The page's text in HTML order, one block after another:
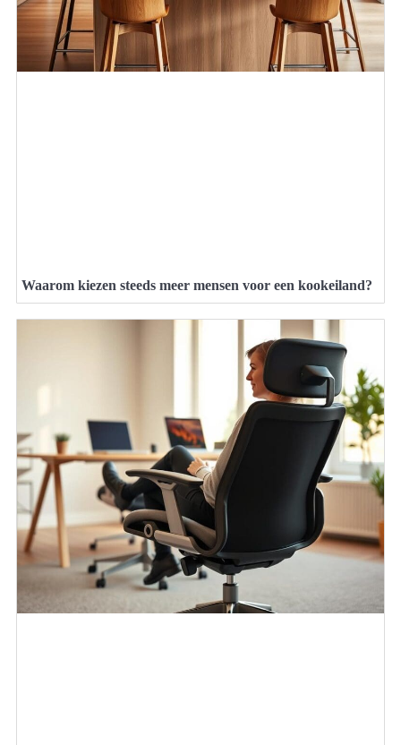
Waarom kiezen steeds meer mensen voor een kookeiland?